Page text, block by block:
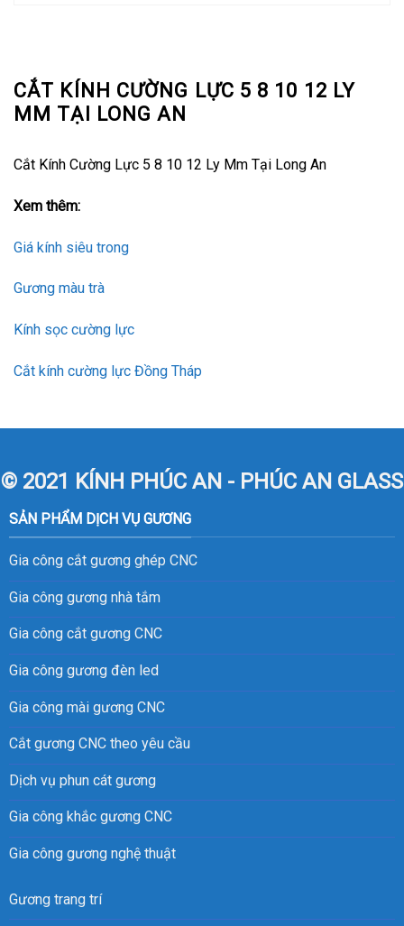
CẮT KÍNH CƯỜNG LỰC 5 8 10 12 LY
MM TẠI LONG AN
Cắt Kính Cường Lực 5 8 10 12 Ly Mm Tại Long An
Xem thêm:
Giá kính siêu trong
Gương màu trà
Kính sọc cường lực
Cắt kính cường lực Đồng Tháp
© 2021 KÍNH PHÚC AN - PHÚC AN GLASS
SẢN PHẨM DỊCH VỤ GƯƠNG
Gia công cắt gương ghép CNC
Gia công gương nhà tắm
Gia công cắt gương CNC
Gia công gương đèn led
Gia công mài gương CNC
Cắt gương CNC theo yêu cầu
Dịch vụ phun cát gương
Gia công khắc gương CNC
Gia công gương nghệ thuật
Gương trang trí